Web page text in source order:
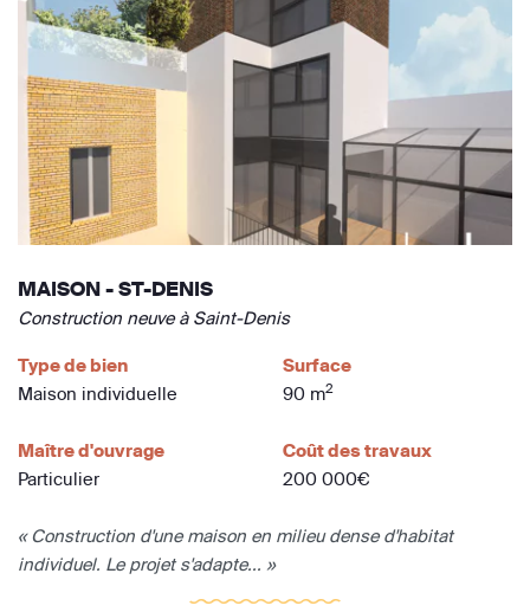
MAISON - ST-DENIS
Construction neuve à Saint-Denis
Type de bien
Maison individuelle
Surface
90 m2
Maître d'ouvrage
Particulier
Coût des travaux
200 000€
« Construction d'une maison en milieu dense d'habitat
individuel. Le projet s'adapte... »